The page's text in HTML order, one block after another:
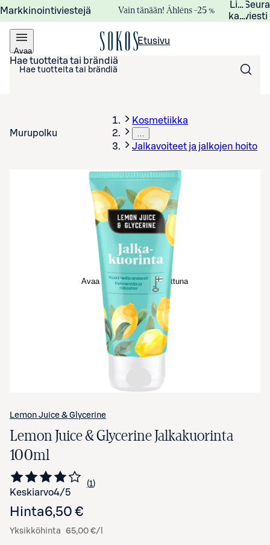
Markkinointiviestejä Vain tänään! Åhléns –25 %
viesti
Avaa
valikko
Etusivu
Hae tuotteita tai brändiä
Murupolku
Kosmetiikka
…
Jalkavoiteet ja jalkojen hoito
Avaa tuotekuva suurennettuna
Lemon Juice & Glycerine
Lemon Juice & Glycerine Jalkakuorinta
100ml
Keskiarvo4/5 Siirry arvioihin
1
kappale
Hinta6,50 €
Yksikköhinta 65,00 €/l